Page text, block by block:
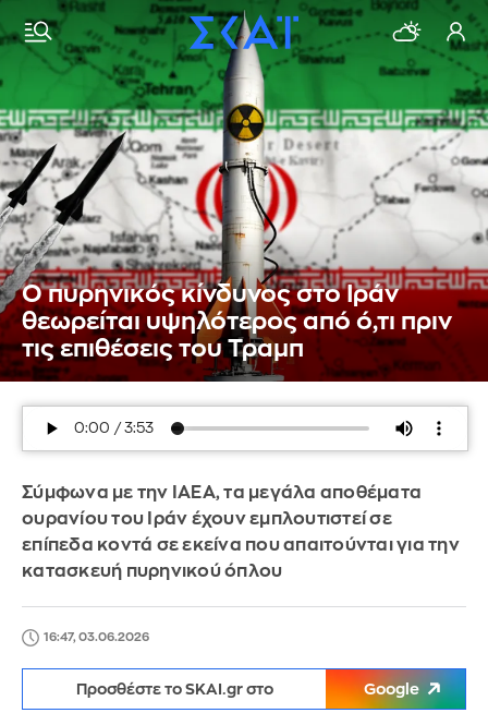
Ο πυρηνικός κίνδυνος στο Ιράν
θεωρείται υψηλότερος από ό,τι πριν
τις επιθέσεις του Τραμπ
Σύμφωνα με την IAEA, τα μεγάλα αποθέματα
ουρανίου του Ιράν έχουν εμπλουτιστεί σε
επίπεδα κοντά σε εκείνα που απαιτούνται για την
κατασκευή πυρηνικού όπλου
16:47, 03.06.2026
Προσθέστε το SKAI.gr στο Google